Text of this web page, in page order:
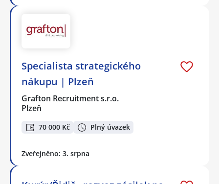
Specialista strategického
nákupu | Plzeň
Grafton Recruitment s.r.o.
Plzeň
70 000 Kč Plný úvazek
Zveřejněno: 3. srpna